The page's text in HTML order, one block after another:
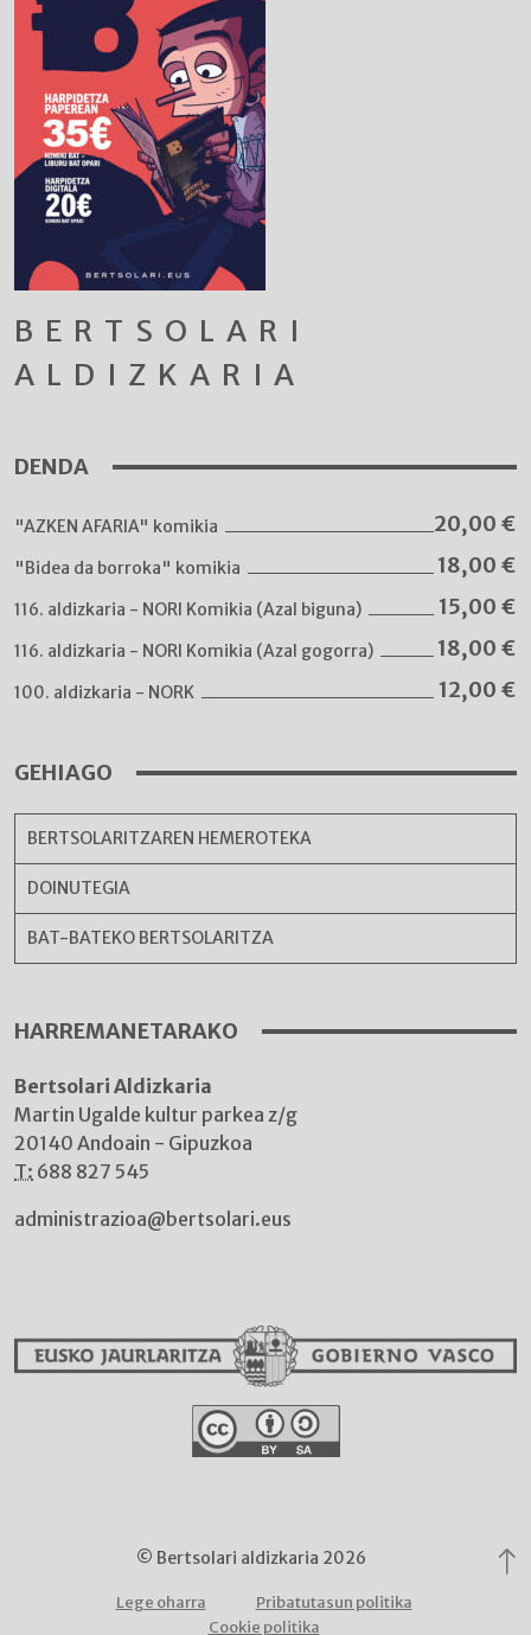
BERTSOLARI
ALDIZKARIA
DENDA
"AZKEN AFARIA" komikia 20,00 €
"Bidea da borroka" komikia 18,00 €
116. aldizkaria - NORI Komikia (Azal biguna) 15,00 €
116. aldizkaria - NORI Komikia (Azal gogorra) 18,00 €
100. aldizkaria - NORK 12,00 €
GEHIAGO
BERTSOLARITZAREN HEMEROTEKA
DOINUTEGIA
BAT-BATEKO BERTSOLARITZA
HARREMANETARAKO
Bertsolari Aldizkaria
Martin Ugalde kultur parkea z/g
20140 Andoain - Gipuzkoa
T: 688 827 545
administrazioa@bertsolari.eus
© Bertsolari aldizkaria 2026
Lege oharra
Pribatutasun politika
Cookie politika